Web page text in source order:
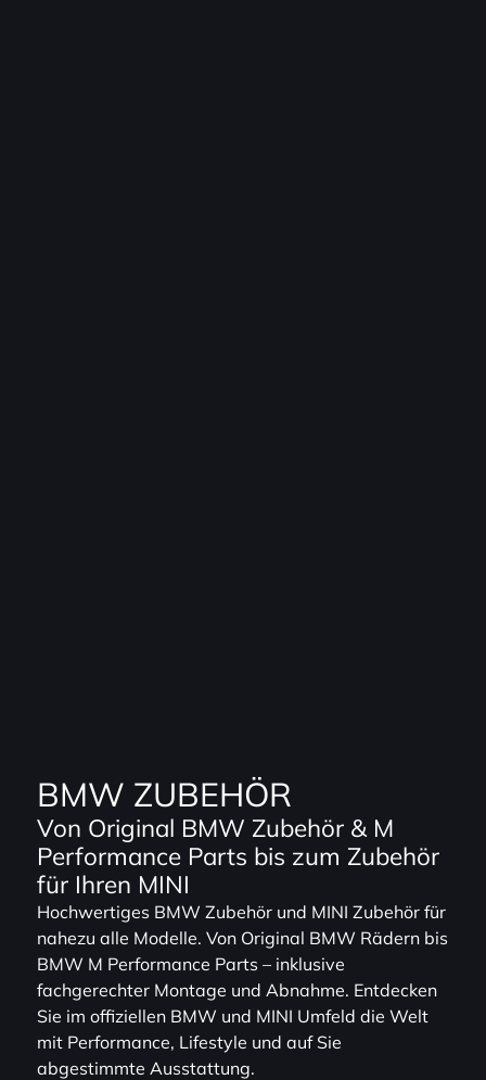
BMW ZUBEHÖR
Von Original BMW Zubehör & M
Performance Parts bis zum Zubehör
für Ihren MINI
Hochwertiges BMW Zubehör und MINI Zubehör für
nahezu alle Modelle. Von Original BMW Rädern bis
BMW M Performance Parts – inklusive
fachgerechter Montage und Abnahme. Entdecken
Sie im offiziellen BMW und MINI Umfeld die Welt
mit Performance, Lifestyle und auf Sie
abgestimmte Ausstattung.